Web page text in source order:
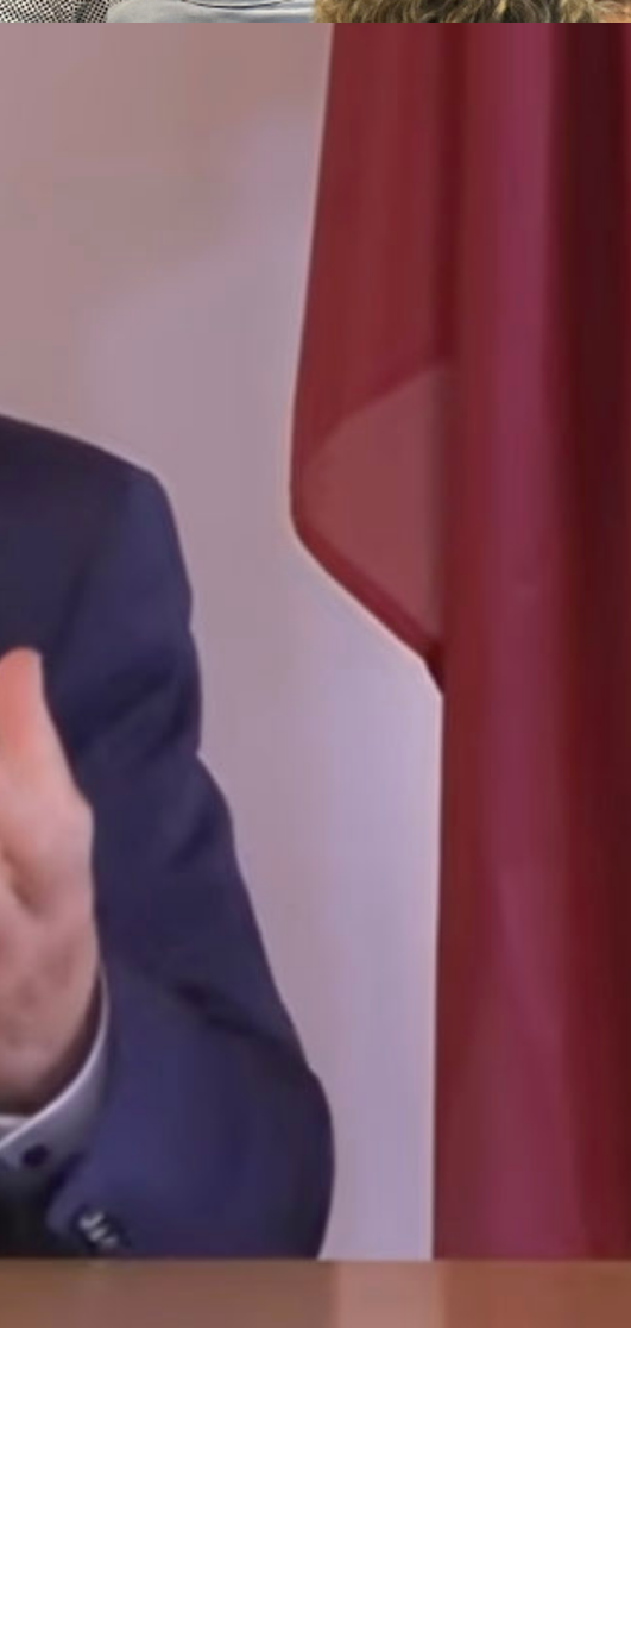
Tout en gardant leur autonomie, ils
travaillent ensemble à des objectifs
communs, en apportant la contribution
de leur charisme propre. Les Mouvements
et les Communautés établissent entre eux
des relations de communion dans le
respect des différences. Cette réalité est
née des expériences fortes vécues